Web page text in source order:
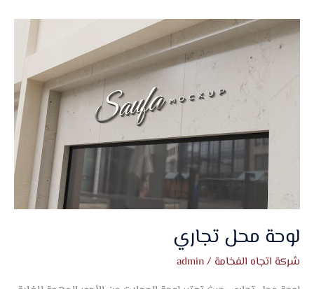
لوحة محل تجاري
شركة اتجاه الفخامة /
admin
لوحة
محل